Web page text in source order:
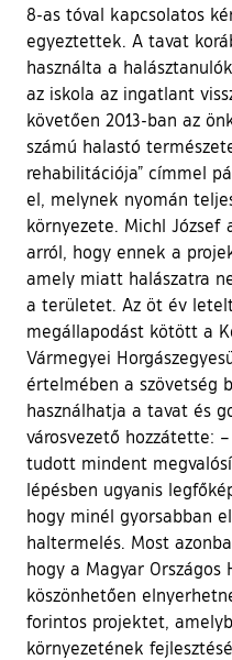
8-as tóval kapcsolatos
egyeztettek. A tavat
használta a
az iskola az ingatlant
követően 2013-ban az
számú halastó
rehabilitációja” címmel
el, melynek nyomán
környezete. Michl
arról, hogy ennek a
amely miatt halászatra
a területet. Az öt év
megállapodást kötött a
Vármegyei
értelmében a szövetség
használhatja a tavat és
városvezető hozzátette:
tudott mindent
lépésben ugyanis
hogy minél gyorsabban
haltermelés. Most
hogy a Magyar Országos
köszönhetően
forintos projektet,
környezetének